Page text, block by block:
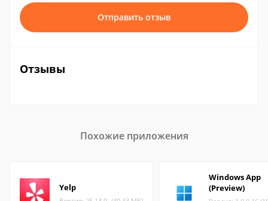
Отправить отзыв
Отзывы
Похожие приложения
Yelp
Windows App
(Preview)